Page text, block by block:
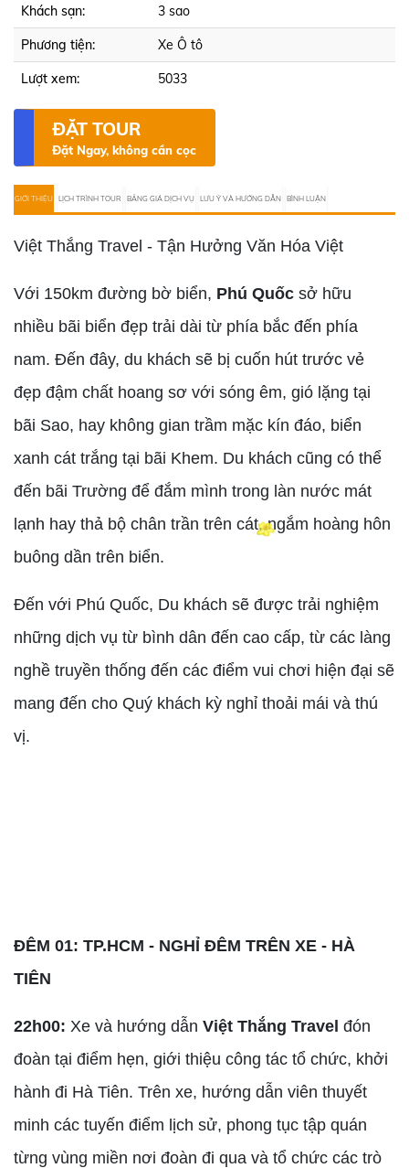
Khách sạn: 3 sao
Phương tiện: Xe Ô tô
Lượt xem: 5033
ĐẶT TOUR
Đặt Ngay, không cần cọc
GIỚI THIỆU LỊCH TRÌNH TOUR BẢNG GIÁ DỊCH VỤ LƯU Ý VÀ HƯỚNG DẪN BÌNH LUẬN
Việt Thắng Travel - Tận Hưởng Văn Hóa Việt
Với 150km đường bờ biển, Phú Quốc sở hữu
nhiều bãi biển đẹp trải dài từ phía bắc đến phía
nam. Đến đây, du khách sẽ bị cuốn hút trước vẻ
đẹp đậm chất hoang sơ với sóng êm, gió lặng tại
bãi Sao, hay không gian trầm mặc kín đáo, biển
xanh cát trắng tại bãi Khem. Du khách cũng có thể
đến bãi Trường để đắm mình trong làn nước mát
lạnh hay thả bộ chân trần trên cát, ngắm hoàng hôn
buông dần trên biển.
Đến với Phú Quốc, Du khách sẽ được trải nghiệm
những dịch vụ từ bình dân đến cao cấp, từ các làng
nghề truyền thống đến các điểm vui chơi hiện đại sẽ
mang đến cho Quý khách kỳ nghỉ thoải mái và thú
vị.
ĐÊM 01: TP.HCM - NGHỈ ĐÊM TRÊN XE - HÀ
TIÊN
22h00: Xe và hướng dẫn Việt Thắng Travel đón
đoàn tại điểm hẹn, giới thiệu công tác tổ chức, khởi
hành đi Hà Tiên. Trên xe, hướng dẫn viên thuyết
minh các tuyến điểm lịch sử, phong tục tập quán
từng vùng miền nơi đoàn đi qua và tổ chức các trò